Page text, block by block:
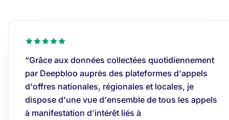
“Grâce aux données collectées quotidiennement
par Deepbloo auprès des plateformes d'appels
d'offres nationales, régionales et locales, je
dispose d'une vue d'ensemble de tous les appels
à manifestation d'intérêt liés à